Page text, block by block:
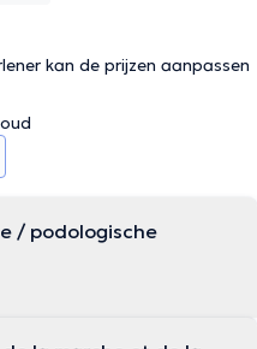
kan de prijzen aanpassen
/ podologische